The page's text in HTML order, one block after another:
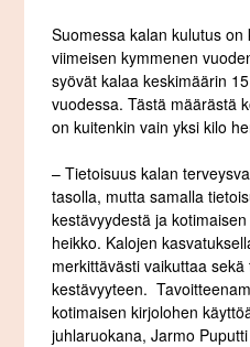
Suomessa kalan kulutus
viimeisen kymmenen
syövät kalaa keskimäärin
vuodessa. Tästä määrästä
on kuitenkin vain yksi kilo
– Tietoisuus kalan
tasolla, mutta samalla
kestävyydestä ja
heikko. Kalojen
merkittävästi vaikuttaa
kestävyyteen.
kotimaisen kirjolohen
juhlaruokana, Jarmo